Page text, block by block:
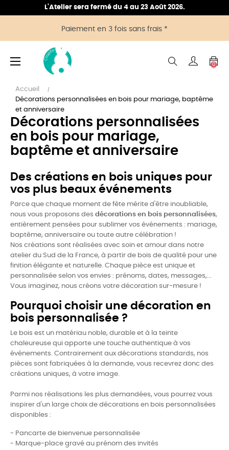
L'Atelier sera fermé du 4 au 23 Août 2026.
Paiement en 3 fois sans frais *
Basculer
☰ 0
Accueil
Décorations personnalisées en bois pour mariage, baptême
et anniversaire
Décorations personnalisées
en bois pour mariage,
baptême et anniversaire
Des créations en bois uniques pour
vos plus beaux événements
Parce que chaque moment de fête mérite d'être inoubliable,
nous vous proposons des décorations en bois personnalisées,
entièrement pensées pour sublimer vos événements : mariage,
baptême, anniversaire ou toute autre célébration !
Nos créations sont réalisées avec soin et amour dans notre
atelier du Sud de la France, à partir de bois de qualité pour une
finition élégante et naturelle. Chaque pièce est unique et
personnalisée selon vos envies : prénoms, dates, messages,...
Vous imaginez, nous créons votre décoration sur-mesure !
Pourquoi choisir une décoration en
bois personnalisée ?
Le bois est un matériau noble, durable et à la teinte
chaleureuse qui apporte une touche authentique à vos
événements. Contrairement aux décorations standards, nos
pièces sont fabriquées à la demande, vous recevrez donc des
créations uniques, à votre image.
Parmi nos réalisations les plus demandées, vous pourrez vous
inspirer d'un large choix de décorations en bois personnalisées
disponibles :
- Pancarte de bienvenue personnalisée
- Marque-place gravé au prénom des invités